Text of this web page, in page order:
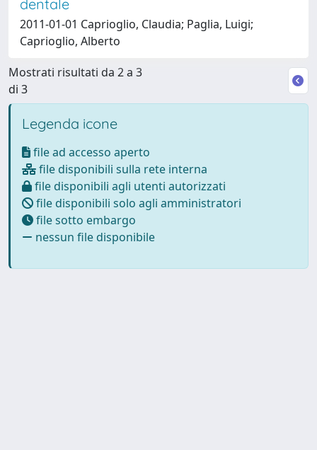
dentale
2011-01-01 Caprioglio, Claudia; Paglia, Luigi;
Caprioglio, Alberto
Mostrati risultati da 2 a 3
di 3
Legenda icone
file ad accesso aperto
file disponibili sulla rete interna
file disponibili agli utenti autorizzati
file disponibili solo agli amministratori
file sotto embargo
nessun file disponibile